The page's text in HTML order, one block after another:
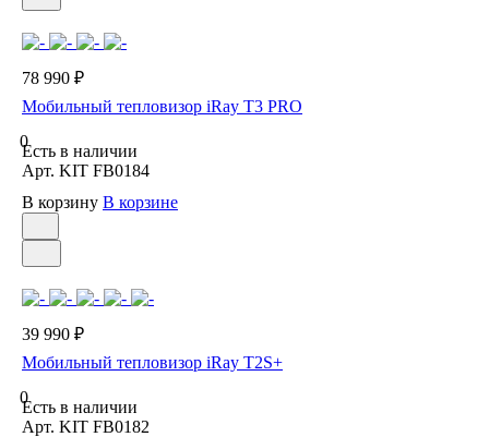
78 990 ₽
Мобильный тепловизор iRay T3 PRO
0
Есть в наличии
Арт. KIT FB0184
В корзину В корзине
39 990 ₽
Мобильный тепловизор iRay T2S+
0
Есть в наличии
Арт. KIT FB0182